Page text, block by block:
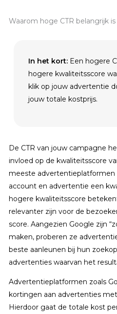
Waarom hoge CTR belangrijk is
In het kort:Een hogere
hogere kwaliteitsscore
klik op jouw advertentie
jouw totale kostprijs.
De CTR van jouw campagne
invloed op de kwaliteitsscore
meeste advertentieplatformen
account en advertentie een
hogere kwaliteitsscore
relevanter zijn voor de
score. Aangezien Google zijn
maken, proberen ze
beste aanleunen bij hun
advertenties waarvan het
Advertentieplatformen zoals
kortingen aan advertenties
Hierdoor gaat de totale kost